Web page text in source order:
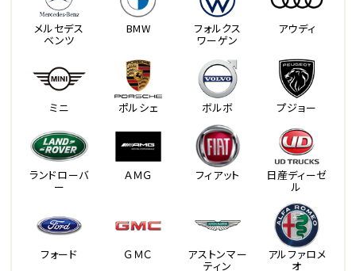
メルセデス
ベンツ
BMW フォルクス
ワーゲン
アウディ
ミニ ポルシェ ボルボ プジョー
ランドローバ
ー
ＡＭＧ フィアット 日産ディーゼ
ル
フォード ＧＭＣ アストンマー
ティン
アルファロメ
オ